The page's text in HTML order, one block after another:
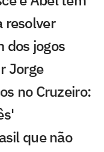
resolver
dos jogos
Jorge
no Cruzeiro:
que não